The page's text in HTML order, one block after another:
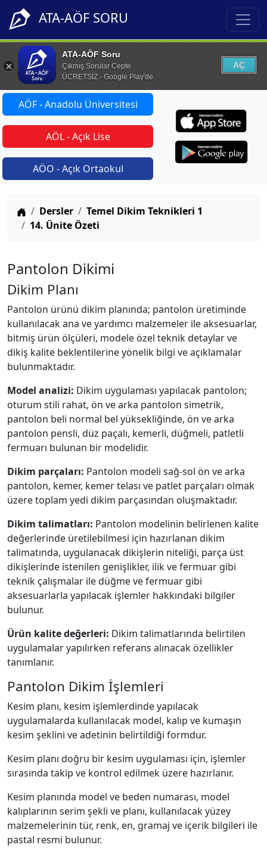
ATA-AÖF SORU
ATA-AÖF Soru
Çıkmış Sorular Cepte
ÜCRETSİZ - Google Play'de
AÇ
AÖF - Anadolu Üniversitesi
AÖL - Açık Lise
AÖO - Açık Ortaokul
Anasayfa
Dersler
Temel Dikim Teknikleri 1
14. Ünite Özeti
Pantolon Dikimi
Dikim Planı
Pantolon ürünü dikim planında; pantolon üretiminde
kullanılacak ana ve yardımcı malzemeler ile aksesuarlar,
bitmiş ürün ölçüleri, modele özel teknik detaylar ve
dikiş kalite beklentilerine yönelik bilgi ve açıklamalar
bulunmaktadır.
Model analizi: Dikim uygulaması yapılacak pantolon;
oturum stili rahat, ön ve arka pantolon simetrik,
pantolon beli normal bel yüksekliğinde, ön ve arka
pantolon pensli, düz paçalı, kemerli, düğmeli, patletli
fermuarı bulunan bir modelidir.
Dikim parçaları: Pantolon modeli sağ-sol ön ve arka
pantolon, kemer, kemer telası ve patlet parçaları olmak
üzere toplam yedi dikim parçasından oluşmaktadır.
Dikim talimatları: Pantolon modelinin belirlenen kalite
değerlerinde üretilebilmesi için hazırlanan dikim
talimatında, uygulanacak dikişlerin niteliği, parça üst
dikişlerinde istenilen genişlikler, ilik ve fermuar gibi
teknik çalışmalar ile düğme ve fermuar gibi
aksesuarlarla yapılacak işlemler hakkındaki bilgiler
bulunur.
Ürün kalite değerleri: Dikim talimatlarında belirtilen
uygulamalar yapılırken referans alınacak özellikler
tanımlanır.
Pantolon Dikim İşlemleri
Kesim planı, kesim işlemlerdinde yapılacak
uygulamalarda kullanılacak model, kalıp ve kumaşın
kesim şeklini ve adetinin belirtildiği formdur.
Kesim planı doğru bir kesim uygulaması için, işlemler
sırasında takip ve kontrol edilmek üzere hazırlanır.
Kesim planında model ve beden numarası, model
kalıplarının serim şekli ve planı, kullanılacak yüzey
malzemelerinin tür, renk, en, gramaj ve içerik bilgileri ile
pastal resmi bulunur.